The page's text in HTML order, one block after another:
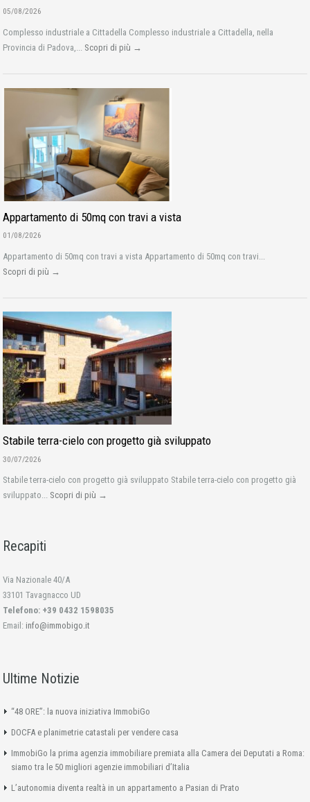
05/08/2026
Complesso industriale a Cittadella Complesso industriale a Cittadella, nella
Provincia di Padova,... Scopri di più →
Appartamento di 50mq con travi a vista
01/08/2026
Appartamento di 50mq con travi a vista Appartamento di 50mq con travi...
Scopri di più →
Stabile terra-cielo con progetto già sviluppato
30/07/2026
Stabile terra-cielo con progetto già sviluppato Stabile terra-cielo con progetto già
sviluppato... Scopri di più →
Recapiti
Via Nazionale 40/A
33101 Tavagnacco UD
Telefono: +39 0432 1598035
Email: info@immobigo.it
Ultime Notizie
“48 ORE”: la nuova iniziativa ImmobiGo
DOCFA e planimetrie catastali per vendere casa
ImmobiGo la prima agenzia immobiliare premiata alla Camera dei Deputati a Roma:
siamo tra le 50 migliori agenzie immobiliari d’Italia
L’autonomia diventa realtà in un appartamento a Pasian di Prato